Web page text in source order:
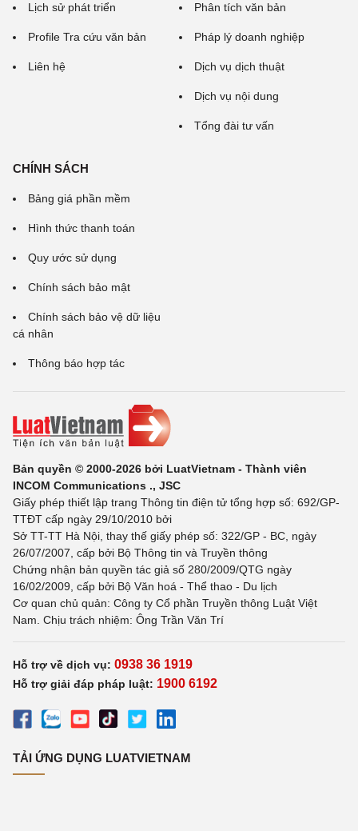
Lịch sử phát triển
Profile Tra cứu văn bản
Liên hệ
Phân tích văn bản
Pháp lý doanh nghiệp
Dịch vụ dịch thuật
Dịch vụ nội dung
Tổng đài tư vấn
CHÍNH SÁCH
Bảng giá phần mềm
Hình thức thanh toán
Quy ước sử dụng
Chính sách bảo mật
Chính sách bảo vệ dữ liệu
cá nhân
Thông báo hợp tác
Bản quyền © 2000-2026 bởi LuatVietnam - Thành viên
INCOM Communications ., JSC
Giấy phép thiết lập trang Thông tin điện tử tổng hợp số: 692/GP-
TTĐT cấp ngày 29/10/2010 bởi
Sở TT-TT Hà Nội, thay thế giấy phép số: 322/GP - BC, ngày
26/07/2007, cấp bởi Bộ Thông tin và Truyền thông
Chứng nhận bản quyền tác giả số 280/2009/QTG ngày
16/02/2009, cấp bởi Bộ Văn hoá - Thể thao - Du lịch
Cơ quan chủ quản: Công ty Cổ phần Truyền thông Luật Việt
Nam. Chịu trách nhiệm: Ông Trần Văn Trí
Hỗ trợ về dịch vụ: 0938 36 1919
Hỗ trợ giải đáp pháp luật: 1900 6192
TẢI ỨNG DỤNG LUATVIETNAM